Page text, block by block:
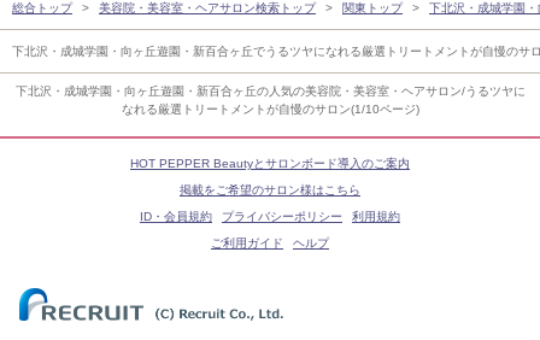
下北沢・成城学園・向ヶ丘遊園・新百合ヶ丘の人気の美容院・美容室・ヘアサロン/うるツヤに
なれる厳選トリートメントが自慢のサロン(1/10ページ)
総合トップ 美容院・美容室・ヘアサロン検索トップ 関東トップ 下北沢・成城学園
下北沢・成城学園・向ヶ丘遊園・新百合ヶ丘でうるツヤになれる厳選トリートメントが自慢の
HOT PEPPER Beautyとサロンボード導入のご案内
掲載をご希望のサロン様はこちら
ID・会員規約
プライバシーポリシー
利用規約
ご利用ガイド
ヘルプ